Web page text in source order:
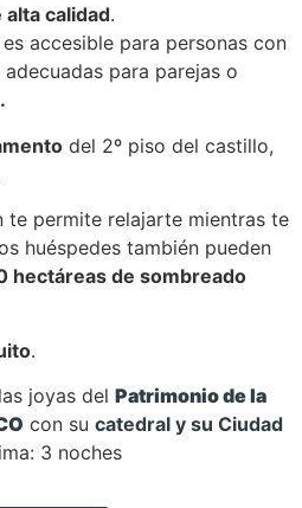
calidad.
accesible para personas con
para parejas o
del 2º piso del castillo,
te permite relajarte mientras te
huéspedes también pueden
hectáreas de sombreado
.
joyas del Patrimonio de la
con su catedral y su Ciudad
3 noches